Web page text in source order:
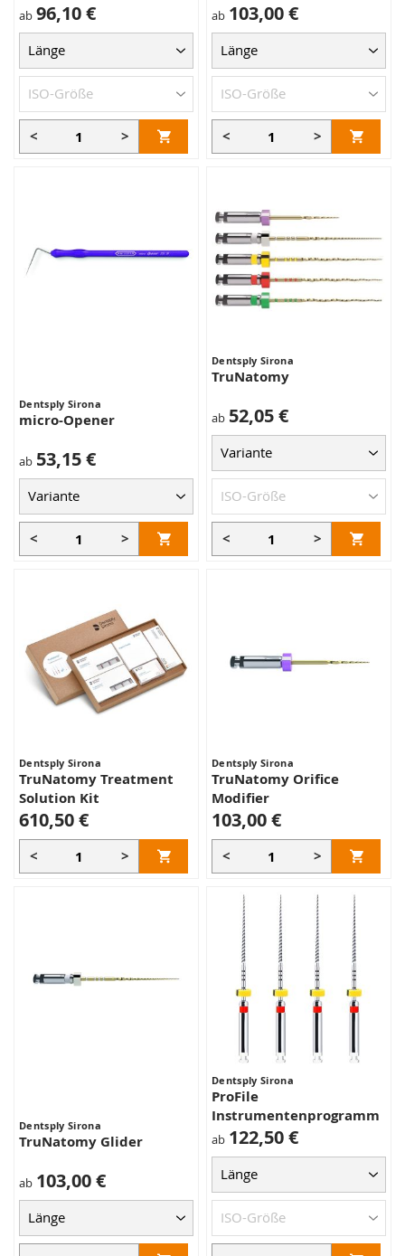
ab 96,10 €
< >
ab 103,00 €
< >
Dentsply Sirona
micro-Opener
ab 53,15 €
< >
Dentsply Sirona
TruNatomy
ab 52,05 €
< >
Dentsply Sirona
TruNatomy Treatment
Solution Kit
610,50 €
< >
Dentsply Sirona
TruNatomy Orifice
Modifier
103,00 €
< >
Dentsply Sirona
TruNatomy Glider
ab 103,00 €
Dentsply Sirona
ProFile
Instrumentenprogramm
ab 122,50 €